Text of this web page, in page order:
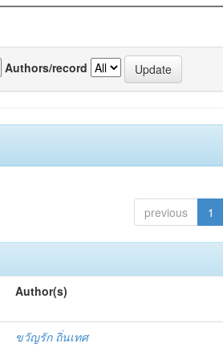
Authors/record
previous 1
Author(s)
ขวัญรัก ถิ่นเทศ